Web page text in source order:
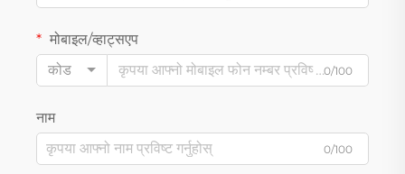
मोबाइल/व्हाट्सएप
कोड
0/100
नाम
0/100